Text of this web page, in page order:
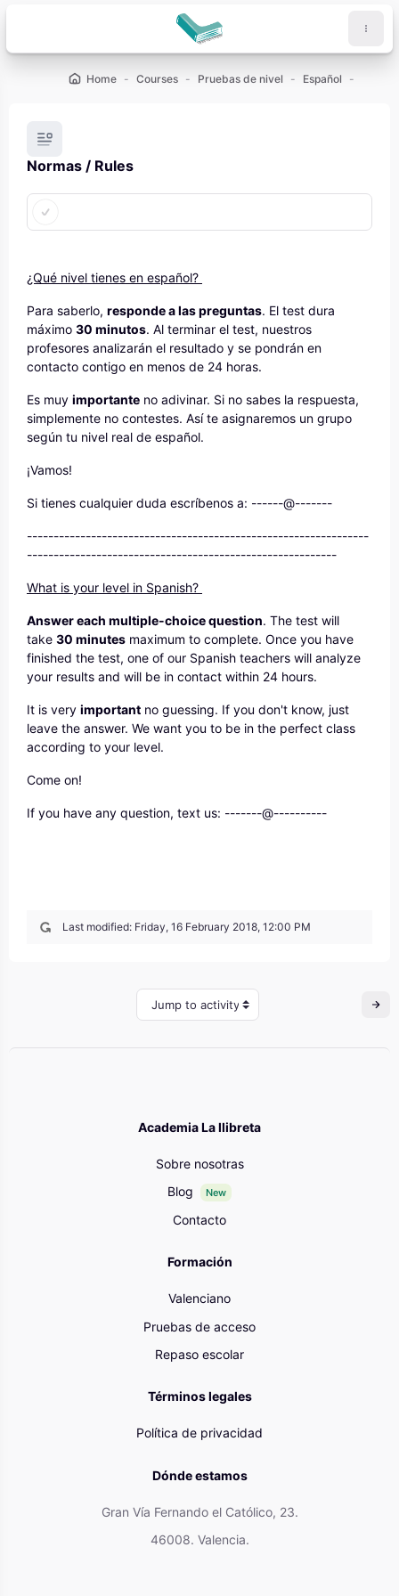
Home Courses Pruebas de nivel Español
Normas / Rules
Completion requirements
¿Qué nivel tienes en español?
Para saberlo, responde a las preguntas. El test dura
máximo 30 minutos. Al terminar el test, nuestros
profesores analizarán el resultado y se pondrán en
contacto contigo en menos de 24 horas.
Es muy importante no adivinar. Si no sabes la respuesta,
simplemente no contestes. Así te asignaremos un grupo
según tu nivel real de español.
¡Vamos!
Si tienes cualquier duda escríbenos a: ------@-------
----------------------------------------------------------------
----------------------------------------------------------
What is your level in Spanish?
Answer each multiple-choice question. The test will
take 30 minutes maximum to complete. Once you have
finished the test, one of our Spanish teachers will analyze
your results and will be in contact within 24 hours.
It is very important no guessing. If you don't know, just
leave the answer. We want you to be in the perfect class
according to your level.
Come on!
If you have any question, text us: -------@----------
Last modified: Friday, 16 February 2018, 12:00 PM
Jump to activity
Academia La llibreta
Sobre nosotras
Blog
New
Contacto
Formación
Valenciano
Pruebas de acceso
Repaso escolar
Términos legales
Política de privacidad
Dónde estamos
Gran Vía Fernando el Católico, 23.
46008. Valencia.